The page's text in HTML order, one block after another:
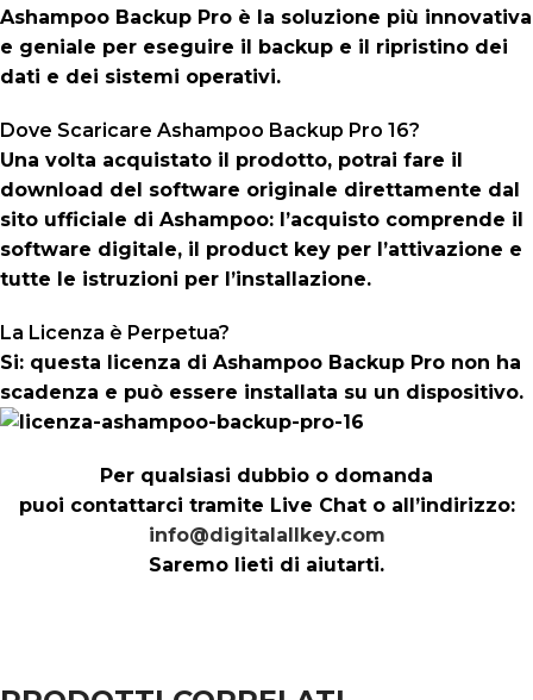
Ashampoo Backup Pro è la soluzione più innovativa
e geniale per eseguire il backup e il ripristino dei
dati e dei sistemi operativi.
Dove Scaricare Ashampoo Backup Pro 16?
Una volta acquistato il prodotto, potrai fare il
download del software originale direttamente dal
sito ufficiale di Ashampoo: l’acquisto comprende il
software digitale, il product key per l’attivazione e
tutte le istruzioni per l’installazione.
La Licenza è Perpetua?
Si: questa licenza di Ashampoo Backup Pro non ha
scadenza e può essere installata su un dispositivo.
Per qualsiasi dubbio o domanda
puoi contattarci tramite Live Chat o all’indirizzo:
info@digitalallkey.com
Saremo lieti di aiutarti.